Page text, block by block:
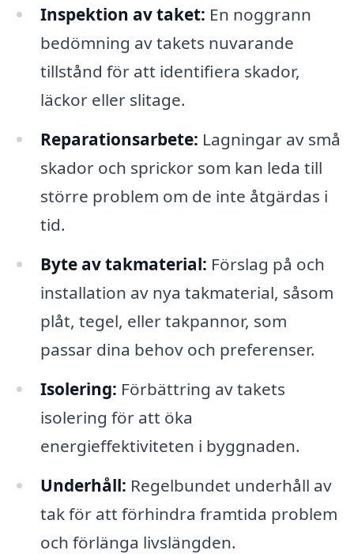
Inspektion av taket: En noggrann
bedömning av takets nuvarande
tillstånd för att identifiera skador,
läckor eller slitage.
Reparationsarbete: Lagningar av små
skador och sprickor som kan leda till
större problem om de inte åtgärdas i
tid.
Byte av takmaterial: Förslag på och
installation av nya takmaterial, såsom
plåt, tegel, eller takpannor, som
passar dina behov och preferenser.
Isolering: Förbättring av takets
isolering för att öka
energieffektiviteten i byggnaden.
Underhåll: Regelbundet underhåll av
tak för att förhindra framtida problem
och förlänga livslängden.